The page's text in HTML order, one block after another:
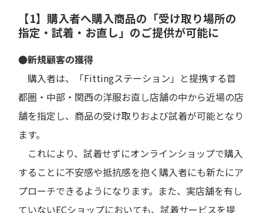
【1】購入者へ購入商品の「受け取り場所の
指定・試着・お直し」のご提供が可能に
●新規顧客の獲得
購入者は、「Fittingステーション」と提携する首
都圏・中部・関西の洋服お直し店舗の中から近場の店
舗を指定し、商品の受け取りおよび試着が可能となり
ます。
これにより、試着せずにオンラインショップで購入
することに不安感や抵抗感を抱く購入者にも新たにア
プローチできるようになります。また、実店舗を有し
ていないECショップにおいても、試着サービスを提